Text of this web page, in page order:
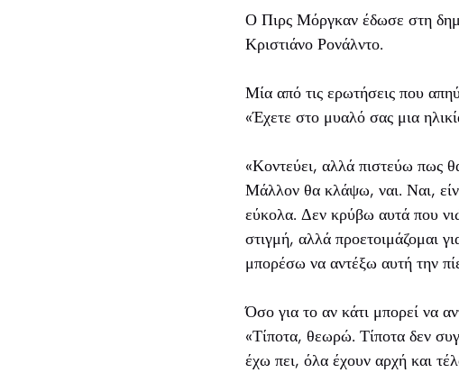
Ο Πιρς Μόργκαν έδωσε στη
Κριστιάνο Ρονάλντο.
Μία από τις ερωτήσεις που
«Έχετε στο μυαλό σας μια
«Κοντεύει, αλλά πιστεύω πως
Μάλλον θα κλάψω, ναι. Ναι,
εύκολα. Δεν κρύβω αυτά που
στιγμή, αλλά προετοιμάζομαι
μπορέσω να αντέξω αυτή την
Όσο για το αν κάτι μπορεί να
«Τίποτα, θεωρώ. Τίποτα δεν
έχω πει, όλα έχουν αρχή και